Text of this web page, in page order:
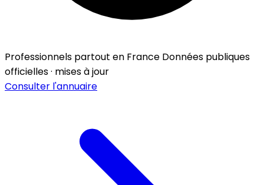
Professionnels partout en France Données publiques
officielles · mises à jour
Consulter l'annuaire